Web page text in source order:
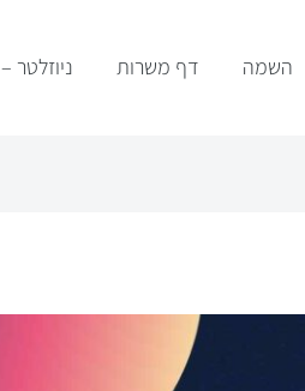
השמה דף משרות ניוזלטר – Let's BIM it